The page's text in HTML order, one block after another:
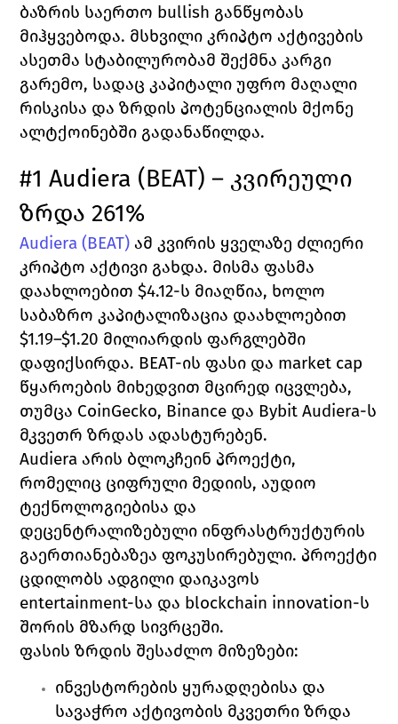
ბაზრის საერთო bullish განწყობას
მიჰყვებოდა. მსხვილი კრიპტო აქტივების
ასეთმა სტაბილურობამ შექმნა კარგი
გარემო, სადაც კაპიტალი უფრო მაღალი
რისკისა და ზრდის პოტენციალის მქონე
ალტქოინებში გადანაწილდა.
#1 Audiera (BEAT) – კვირეული
ზრდა 261%
Audiera (BEAT) ამ კვირის ყველაზე ძლიერი
კრიპტო აქტივი გახდა. მისმა ფასმა
დაახლოებით $4.12-ს მიაღწია, ხოლო
საბაზრო კაპიტალიზაცია დაახლოებით
$1.19–$1.20 მილიარდის ფარგლებში
დაფიქსირდა. BEAT-ის ფასი და market cap
წყაროების მიხედვით მცირედ იცვლება,
თუმცა CoinGecko, Binance და Bybit Audiera-ს
მკვეთრ ზრდას ადასტურებენ.
Audiera არის ბლოკჩეინ პროექტი,
რომელიც ციფრული მედიის, აუდიო
ტექნოლოგიებისა და
დეცენტრალიზებული ინფრასტრუქტურის
გაერთიანებაზეა ფოკუსირებული. პროექტი
ცდილობს ადგილი დაიკავოს
entertainment-სა და blockchain innovation-ს
შორის მზარდ სივრცეში.
ფასის ზრდის შესაძლო მიზეზები:
ინვესტორების ყურადღებისა და
სავაჭრო აქტივობის მკვეთრი ზრდა